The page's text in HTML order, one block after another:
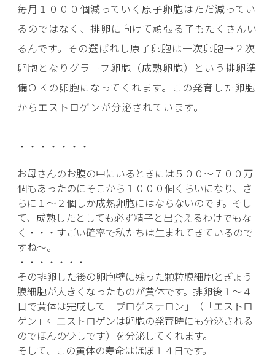
毎月１０００個減っていく原子卵胞はただ減ってい
るのではなく、排卵に向けて頑張る子もたくさんい
るんです。その選ばれし原子卵胞は一次卵胞→２次
卵胞となりグラーフ卵胞（成熟卵胞）という排卵準
備ＯＫの卵胞になってくれます。この発育した卵胞
からエストロゲンが分泌されています。
・・・・・・・
お母さんのお腹の中にいるときには５００～７００万
個もあったのにそこから１０００個くらいになり、さ
らに１～２個しか成熟卵胞にはならないのです。そし
て、成熟したとしても必ず精子と出会えるわけでもな
く・・・すごい確率で私たちは生まれてきているので
すね～。
・・・・・・・
その排卵した後の卵胞壁に残った顆粒膜細胞とぎょう
膜細胞が大きくなったものが黄体です。排卵後１～４
日で黄体は完成して「プロゲステロン」（「エストロ
ゲン」←エストロゲンは卵胞の発育時にも分泌される
のでほんの少しです）を分泌してくれます。
そして、この黄体の寿命はほぼ１４日です。